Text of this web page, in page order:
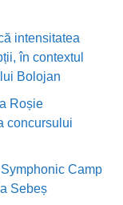
intensitatea
în contextul
Bolojan
Roșie
concursului
Camp
Sebeș